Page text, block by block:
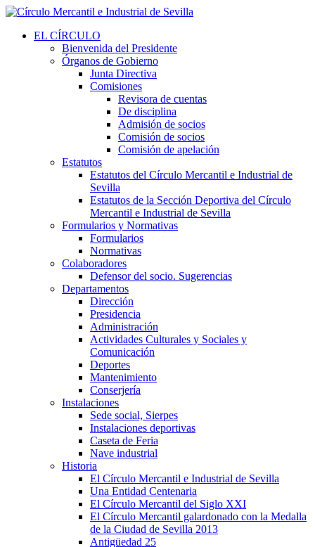
EL CÍRCULO
Bienvenida del Presidente
Órganos de Gobierno
Junta Directiva
Comisiones
Revisora de cuentas
De disciplina
Admisión de socios
Comisión de socios
Comisión de apelación
Estatutos
Estatutos del Círculo Mercantil e Industrial de
Sevilla
Estatutos de la Sección Deportiva del Círculo
Mercantil e Industrial de Sevilla
Formularios y Normativas
Formularios
Normativas
Colaboradores
Defensor del socio. Sugerencias
Departamentos
Dirección
Presidencia
Administración
Actividades Culturales y Sociales y
Comunicación
Deportes
Mantenimiento
Conserjería
Instalaciones
Sede social, Sierpes
Instalaciones deportivas
Caseta de Feria
Nave industrial
Historia
El Círculo Mercantil e Industrial de Sevilla
Una Entidad Centenaria
El Círculo Mercantil del Siglo XXI
El Círculo Mercantil galardonado con la Medalla
de la Ciudad de Sevilla 2013
Antigüedad 25